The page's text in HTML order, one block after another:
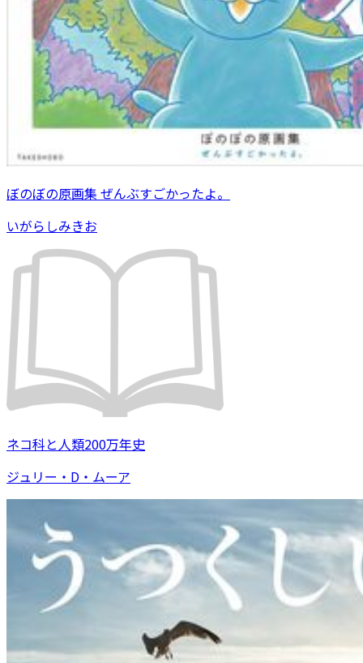
ぼのぼの原画集 ぜんぶすごかったよ。
いがらしみきお
ネコ科と人類200万年史
ジュリー・D・ムーア